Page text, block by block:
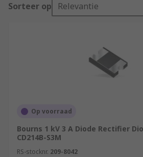
Sorteer op Relevantie
Op voorraad
Bourns 1 kV 3 A Diode Rectifier
CD214B-S3M
RS-stocknr. 209-8042